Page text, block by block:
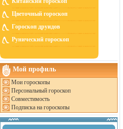
Цветочный гороскоп
Гороскоп друидов
Рунический гороскоп
Мой профиль
Мои гороскопы
Персональный гороскоп
Совместимость
Подписка на гороскопы